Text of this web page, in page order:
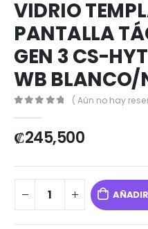
VIDRIO
PANTALLA
GEN 3 CS-
WB BLANCO/
( Aún no hay
₡245,500